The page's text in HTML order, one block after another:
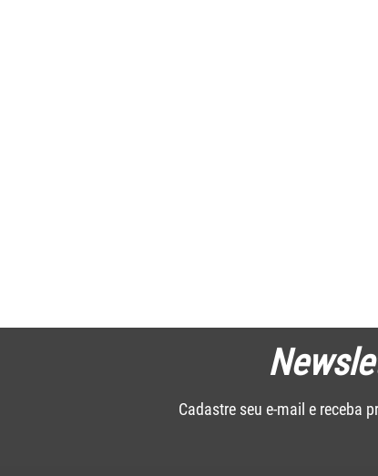
Cadastre seu e-mail e receba